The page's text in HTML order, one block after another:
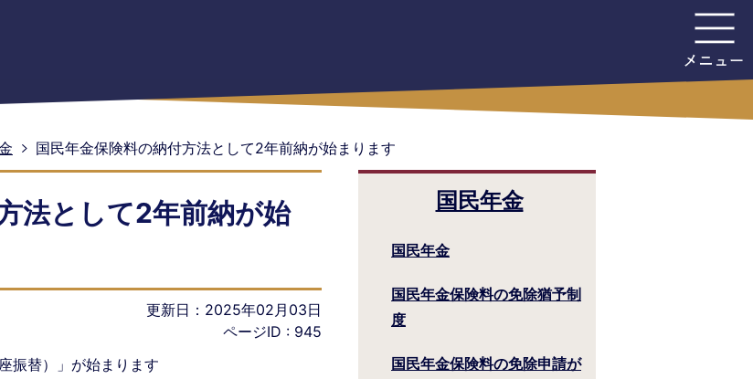
国民年金保険料の納付方法として2年前納が始まります
法として2年前納が始
更新日：2025年02月03日
ページID : 945
振替）」が始まります
国民年金
国民年金
国民年金保険料の免除猶予制
度
国民年金保険料の免除申請が